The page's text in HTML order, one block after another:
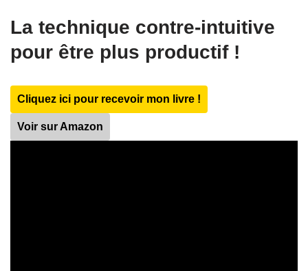
La technique contre-intuitive
pour être plus productif !
Cliquez ici pour recevoir mon livre !
Voir sur Amazon